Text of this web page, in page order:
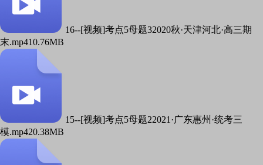
16--[视频]考点5母题32020秋·天津河北·高三期
末.mp410.76MB
15--[视频]考点5母题22021·广东惠州·统考三
模.mp420.38MB